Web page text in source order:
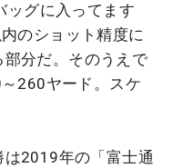
ッグに入ってます
のショット精度に
分だ。そのうえで
260ヤード。スケ
は2019年の「富士通